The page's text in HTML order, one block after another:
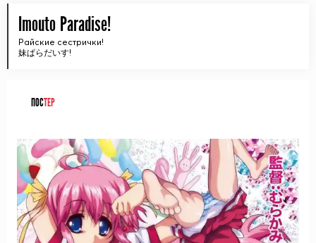
Выберите одну категорию для поиска
Imouto Paradise!
Райские сестрички!
妹ぱらだいす!
ПОСТЕР